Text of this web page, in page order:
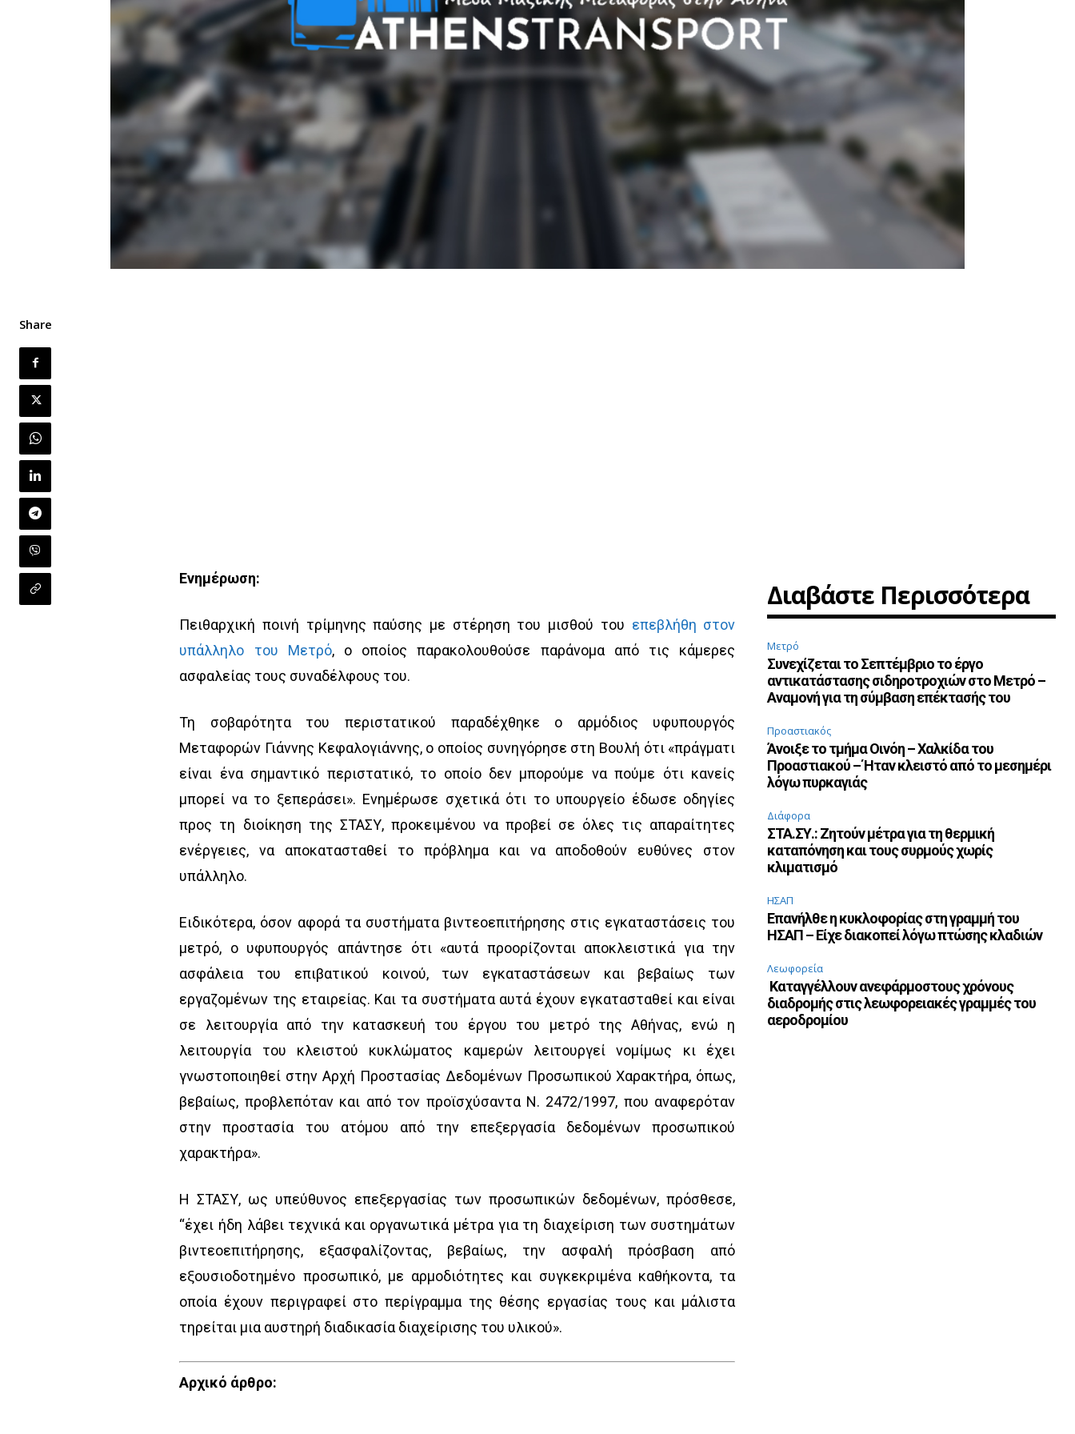
Share
Ενημέρωση:
Πειθαρχική ποινή τρίμηνης παύσης με στέρηση του μισθού του επεβλήθη στον
υπάλληλο του Μετρό, ο οποίος παρακολουθούσε παράνομα από τις κάμερες
ασφαλείας τους συναδέλφους του.
Τη σοβαρότητα του περιστατικού παραδέχθηκε ο αρμόδιος υφυπουργός
Μεταφορών Γιάννης Κεφαλογιάννης, ο οποίος συνηγόρησε στη Βουλή ότι «πράγματι
είναι ένα σημαντικό περιστατικό, το οποίο δεν μπορούμε να πούμε ότι κανείς
μπορεί να το ξεπεράσει». Ενημέρωσε σχετικά ότι το υπουργείο έδωσε οδηγίες
προς τη διοίκηση της ΣΤΑΣΥ, προκειμένου να προβεί σε όλες τις απαραίτητες
ενέργειες, να αποκατασταθεί το πρόβλημα και να αποδοθούν ευθύνες στον
υπάλληλο.
Ειδικότερα, όσον αφορά τα συστήματα βιντεοεπιτήρησης στις εγκαταστάσεις του
μετρό, ο υφυπουργός απάντησε ότι «αυτά προορίζονται αποκλειστικά για την
ασφάλεια του επιβατικού κοινού, των εγκαταστάσεων και βεβαίως των
εργαζομένων της εταιρείας. Και τα συστήματα αυτά έχουν εγκατασταθεί και είναι
σε λειτουργία από την κατασκευή του έργου του μετρό της Αθήνας, ενώ η
λειτουργία του κλειστού κυκλώματος καμερών λειτουργεί νομίμως κι έχει
γνωστοποιηθεί στην Αρχή Προστασίας Δεδομένων Προσωπικού Χαρακτήρα, όπως,
βεβαίως, προβλεπόταν και από τον προϊσχύσαντα Ν. 2472/1997, που αναφερόταν
στην προστασία του ατόμου από την επεξεργασία δεδομένων προσωπικού
χαρακτήρα».
Η ΣΤΑΣΥ, ως υπεύθυνος επεξεργασίας των προσωπικών δεδομένων, πρόσθεσε,
“έχει ήδη λάβει τεχνικά και οργανωτικά μέτρα για τη διαχείριση των συστημάτων
βιντεοεπιτήρησης, εξασφαλίζοντας, βεβαίως, την ασφαλή πρόσβαση από
εξουσιοδοτημένο προσωπικό, με αρμοδιότητες και συγκεκριμένα καθήκοντα, τα
οποία έχουν περιγραφεί στο περίγραμμα της θέσης εργασίας τους και μάλιστα
τηρείται μια αυστηρή διαδικασία διαχείρισης του υλικού».
Αρχικό άρθρο:
Διαβάστε Περισσότερα
Μετρό
Συνεχίζεται το Σεπτέμβριο το έργο
αντικατάστασης σιδηροτροχιών στο Μετρό –
Αναμονή για τη σύμβαση επέκτασής του
Προαστιακός
Άνοιξε το τμήμα Οινόη – Χαλκίδα του
Προαστιακού – Ήταν κλειστό από το μεσημέρι
λόγω πυρκαγιάς
Διάφορα
ΣΤΑ.ΣΥ.: Ζητούν μέτρα για τη θερμική
καταπόνηση και τους συρμούς χωρίς
κλιματισμό
ΗΣΑΠ
Επανήλθε η κυκλοφορίας στη γραμμή του
ΗΣΑΠ – Είχε διακοπεί λόγω πτώσης κλαδιών
Λεωφορεία
Καταγγέλλουν ανεφάρμοστους χρόνους
διαδρομής στις λεωφορειακές γραμμές του
αεροδρομίου